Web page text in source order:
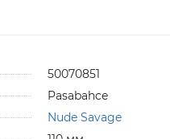
50070851
Pasabahce
Nude Savage